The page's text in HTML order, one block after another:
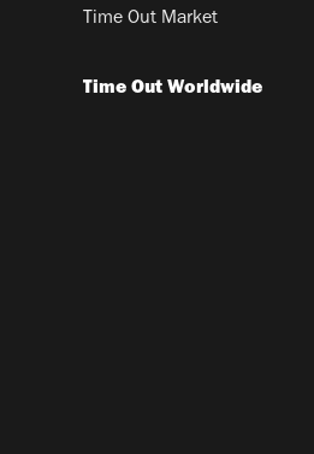
Time Out Market
Time Out Worldwide